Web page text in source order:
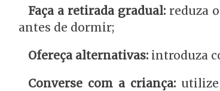
Faça a retirada gradual:reduza
antes de dormir;
Ofereça alternativas: introduza
Converse com a criança: